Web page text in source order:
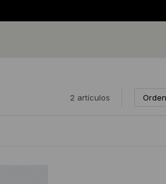
2 artículos